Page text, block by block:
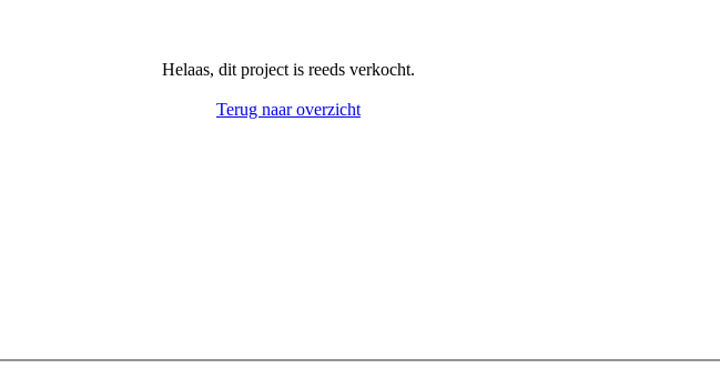
Helaas, dit project is reeds verkocht.
Terug naar overzicht